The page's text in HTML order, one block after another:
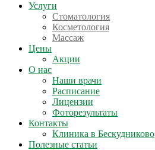
Услуги
Стоматология
Косметология
Массаж
Цены
Акции
О нас
Наши врачи
Расписание
Лицензии
Фоторезультаты
Контакты
Клиника в Бескудниково
Полезные статьи